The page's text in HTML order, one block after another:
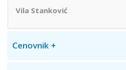
Vila Stanković
Cenovnik